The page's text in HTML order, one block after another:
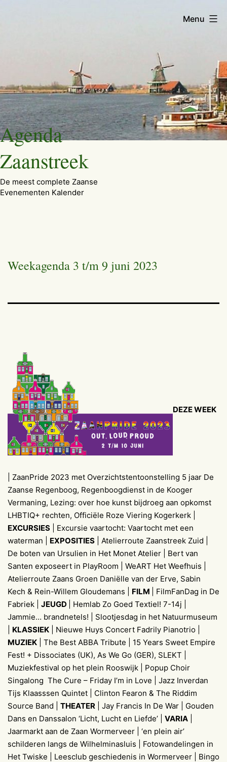
Ga
naar
de
inhoud
Agenda
Zaanstreek
De meest complete Zaanse
Evenementen Kalender
Menu
Weekagenda 3 t/m 9 juni 2023
DEZE WEEK
| ZaanPride 2023 met Overzichtstentoonstelling 5 jaar De
Zaanse Regenboog, Regenboogdienst in de Kooger
Vermaning, Lezing: over hoe kunst bijdroeg aan opkomst
LHBTIQ+ rechten, Officiële Roze Viering Kogerkerk |
EXCURSIES | Excursie vaartocht: Vaartocht met een
waterman | EXPOSITIES | Atelierroute Zaanstreek Zuid |
De boten van Ursulien in Het Monet Atelier | Bert van
Santen exposeert in PlayRoom | WeART Het Weefhuis |
Atelierroute Zaans Groen Daniëlle van der Erve, Sabin
Kech & Rein-Willem Gloudemans | FILM
| FilmFanDag in De
Fabriek | JEUGD
| Hemlab Zo Goed Textiel! 7-14j |
Jammie… brandnetels! | Slootjesdag in het Natuurmuseum
KLASSIEK | Nieuwe Huys Concert Fadrily Pianotrio |
MUZIEK | The Best ABBA Tribute | 15 Years Sweet Empire
Fest! + Dissociates (UK), As We Go (GER), SLEKT |
Muziekfestival op het plein Rooswijk | Popup Choir
Singalong The Cure – Friday I’m in Love | Jazz Inverdan
Tijs Klaasssen Quintet | Clinton Fearon & The Riddim
Source Band | THEATER | Jay Francis In De War | Gouden
Dans en Danssalon ‘Licht, Lucht en Liefde’ | VARIA
Jaarmarkt aan de Zaan Wormerveer | ‘en plein air’
schilderen langs de Wilhelminasluis | Fotowandelingen in
Het Twiske | Leesclub geschiedenis in Wormerveer | Bingo